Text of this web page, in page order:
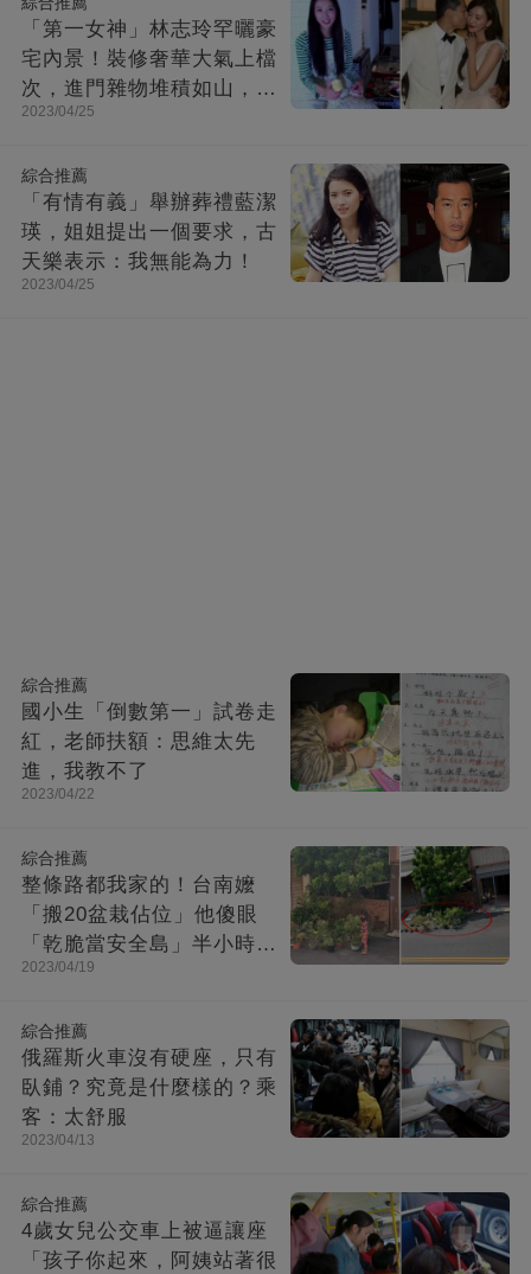
「第一女神」林志玲罕曬豪
宅內景！裝修奢華大氣上檔
次，進門雜物堆積如山，洗
漱台太接地氣
2023/04/25
綜合推薦
「有情有義」舉辦葬禮藍潔
瑛，姐姐提出一個要求，古
天樂表示：我無能為力！
2023/04/25
綜合推薦
國小生「倒數第一」試卷走
紅，老師扶額：思維太先
進，我教不了
2023/04/22
綜合推薦
整條路都我家的！台南嬤
「搬20盆栽佔位」他傻眼
「乾脆當安全島」半小時後
「馬上自食惡果」網友讚翻
2023/04/19
綜合推薦
俄羅斯火車沒有硬座，只有
臥鋪？究竟是什麼樣的？乘
客：太舒服
2023/04/13
綜合推薦
4歲女兒公交車上被逼讓座
「孩子你起來，阿姨站著很